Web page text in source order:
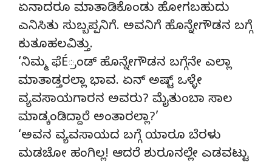
ಏನಾದರೂ ಮಾತಾಡಿಕೊಂಡು ಹೋಗಬಹುದು
ಎನಿಸಿತು ಸುಬ್ಬಪ್ಪನಿಗೆ. ಅವನಿಗೆ ಹೊನ್ನೇಗೌಡನ ಬಗ್ಗೆ
ಕುತೂಹಲವಿತ್ತು.
‘ನಿಮ್ಮ ಫೆÉ್ರಂಡ್ ಹೊನ್ನೇಗೌಡನ ಬಗ್ಗೆನೇ ಎಲ್ಲಾ
ಮಾತಾಡ್ತರಲ್ಲಾ ಭಾವ. ಏನ್ ಅಷ್ಟ್ ಒಳ್ಳೇ
ವ್ಯವಸಾಯಗಾರನ ಅವರು? ಮೈತುಂಬಾ ಸಾಲ
ಮಾಡ್ಕಂಡಿದ್ದಾರೆ ಅಂತಾರಲ್ಲಾ?’
‘ಅವನ ವ್ಯವಸಾಯದ ಬಗ್ಗೆ ಯಾರೂ ಬೆರಳು
ಮಡಚೋ ಹಂಗಿಲ್ಲ! ಆದರೆ ಶುರೂನಲ್ಲೇ ಎಡವಟ್ಟು